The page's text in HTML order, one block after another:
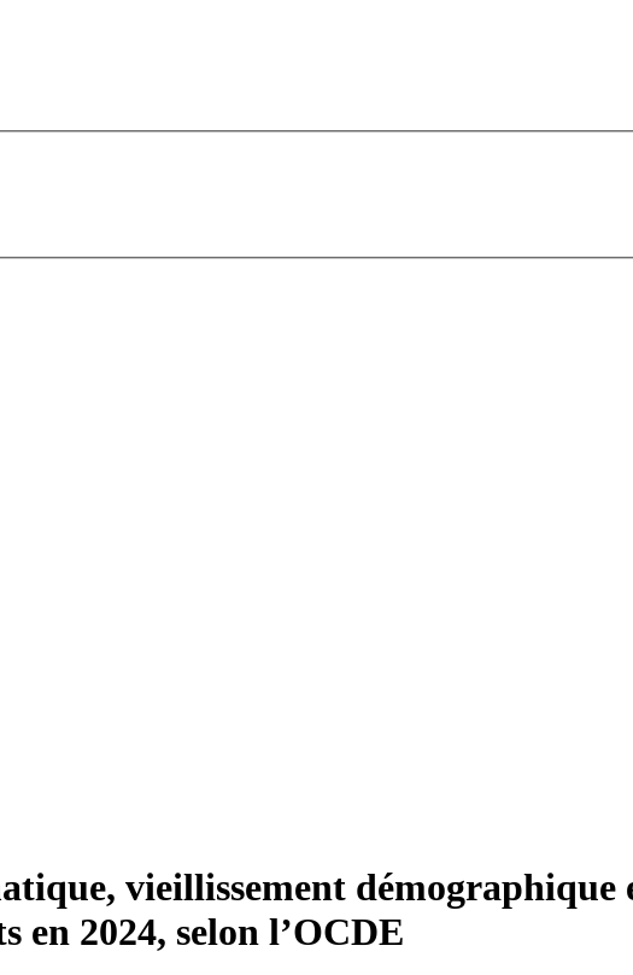
vieillissement démographique
en 2024, selon l’OCDE